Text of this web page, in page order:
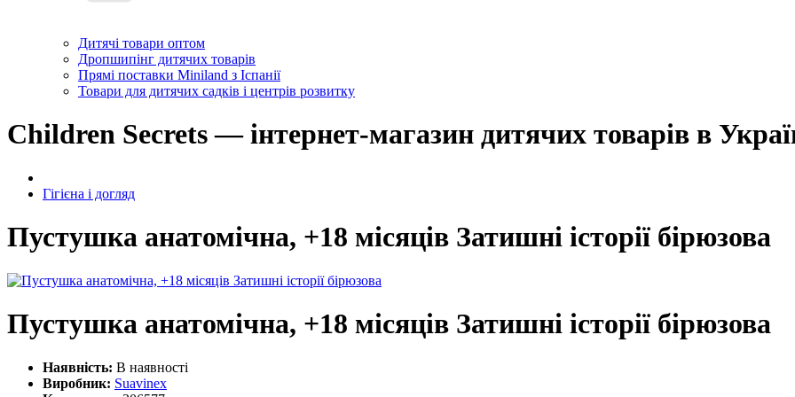
Дитячі товари оптом
Дропшипінг дитячих товарів
Прямі поставки Miniland з Іспанії
Товари для дитячих садків і центрів розвитку
Children Secrets — інтернет-магазин дитячих товарів в
Гігієна і догляд
Пустушка анатомічна, +18 місяців Затишні історії бірюзова
Пустушка анатомічна, +18 місяців Затишні історії бірюзова
Наявність: В наявності
Виробник: Suavinex